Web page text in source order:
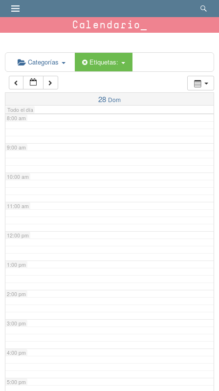
Calendario
Categorías Etiquetas:
28 Dom
Todo el día
6:00 am
7:00 am
8:00 am
9:00 am
10:00 am
11:00 am
12:00 pm
1:00 pm
2:00 pm
3:00 pm
4:00 pm
5:00 pm